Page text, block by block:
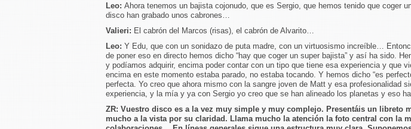
Leo: Ahora tenemos un bajista cojonudo, que es Sergio, que hemos tenido que coger
disco han grabado unos cabrones…
Valieri: El cabrón del Marcos (risas), el cabrón de Alvarito…
Leo: Y Edu, que con un sonidazo de puta madre, con un virtuosismo increíble…
de poner eso en directo hemos dicho “hay que coger un super bajista” y así ha sido.
y podíamos adquirir, encima poder contar con un tipo que tiene esa experiencia y que
encima en este momento estaba parado, no estaba tocando. Y hemos dicho “es
perfecta. Yo creo que ahora mismo con la sangre joven de Matt y esa profesionalidad
experiencia, y la mía y ya con Sergio yo creo que se han alineado los planetas y eso
ZR: Vuestro disco es a la vez muy simple y muy complejo. Presentáis un libreto
mucho a la vista por su claridad. Llama mucho la atención la foto central con la